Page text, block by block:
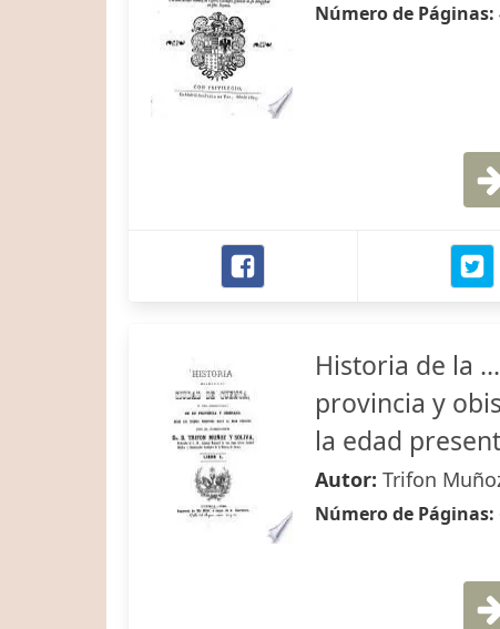
Número de Páginas:
Historia de la
provincia y
la edad
Autor: Trifon
Número de Páginas: